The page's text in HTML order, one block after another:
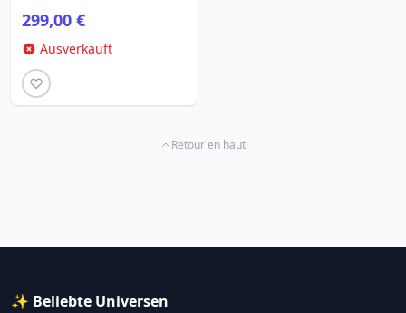
299,00 €
Ausverkauft
Retour en haut
✨ Beliebte Universen